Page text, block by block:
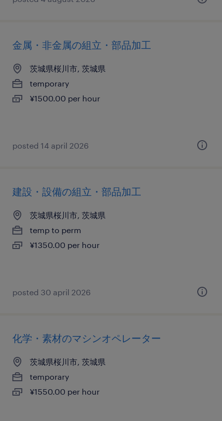
金属・非金属の組立・部品加工
茨城県桜川市, 茨城県
temporary
¥1500.00 per hour
posted 14 april 2026
建設・設備の組立・部品加工
茨城県桜川市, 茨城県
temp to perm
¥1350.00 per hour
posted 30 april 2026
化学・素材のマシンオペレーター
茨城県桜川市, 茨城県
temporary
¥1550.00 per hour